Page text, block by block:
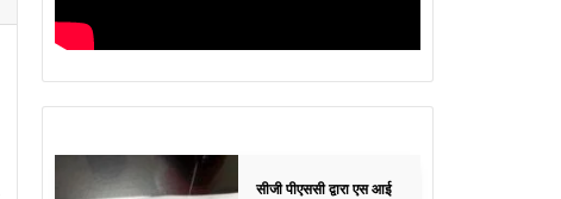
सीजी पीएससी द्वारा एस आई